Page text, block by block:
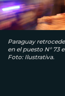
Paraguay
en el puesto N° 73
Foto: Ilustrativa.